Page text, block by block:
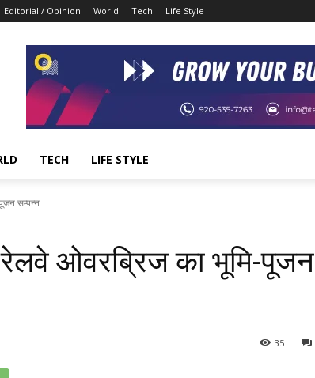
Editorial / Opinion World Tech Life Style
TECH LIFE STYLE
सम्पन्न
ओवरब्रिज का भूमि-पूजन
35